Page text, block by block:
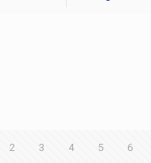
2 3 4 5 6